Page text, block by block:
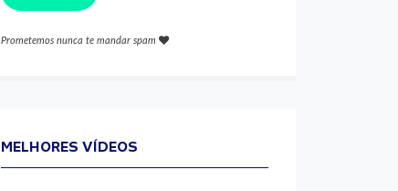
Prometemos nunca te mandar spam
MELHORES VÍDEOS